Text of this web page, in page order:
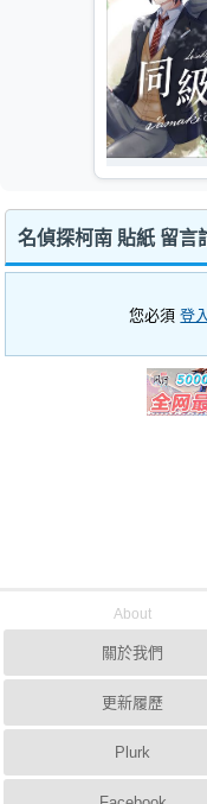
名偵探柯南 貼紙 留言
您必須登入
About
關於我們
更新履歷
Plurk